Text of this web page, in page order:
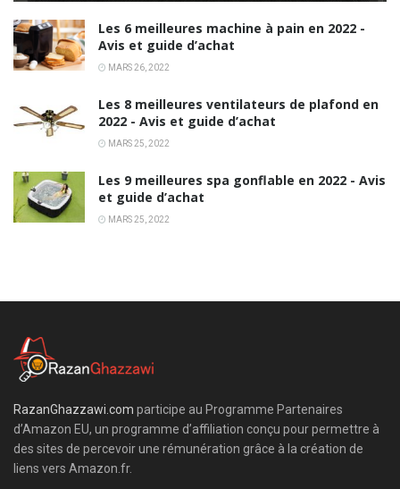
Les 6 meilleures machine à pain en 2022 -
Avis et guide d’achat
MARS 26, 2022
Les 8 meilleures ventilateurs de plafond en
2022 - Avis et guide d’achat
MARS 25, 2022
Les 9 meilleures spa gonflable en 2022 - Avis
et guide d’achat
MARS 25, 2022
RazanGhazzawi.com participe au Programme Partenaires
d’Amazon EU, un programme d’affiliation conçu pour permettre à
des sites de percevoir une rémunération grâce à la création de
liens vers Amazon.fr.